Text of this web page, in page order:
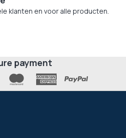
klanten en voor alle producten.
payment